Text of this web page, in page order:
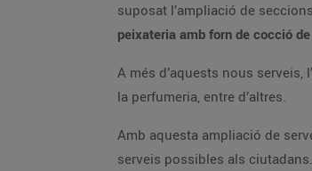
suposat l’ampliació de
peixateria amb forn de cocció
A més d’aquests nous
la perfumeria, entre d’altres.
Amb aquesta ampliació de
serveis possibles als ciutadans.